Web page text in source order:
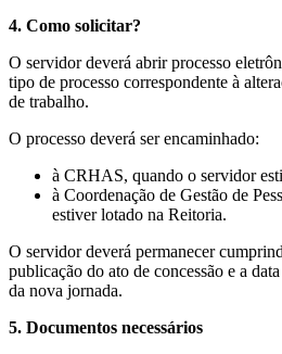
4. Como solicitar?
O servidor deverá abrir processo
tipo de processo correspondente à
de trabalho.
O processo deverá ser encaminhado:
à CRHAS, quando o servidor
à Coordenação de Gestão de
estiver lotado na Reitoria.
O servidor deverá permanecer
publicação do ato de concessão e a
da nova jornada.
5. Documentos necessários